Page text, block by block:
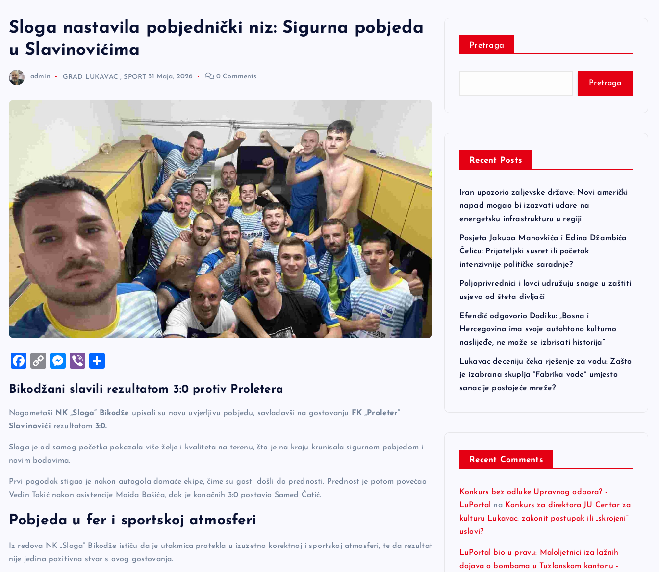
Sloga nastavila pobjednički niz: Sigurna pobjeda
u Slavinovićima
admin GRAD LUKAVAC , SPORT 31 Maja, 2026 0 Comments
F
c
e
b
o
C
p
y
Li
n
k
M
se
n
g
Vi
er ar
e
Bikodžani slavili rezultatom 3:0 protiv Proletera
Nogometaši NK „Sloga“ Bikodže upisali su novu uvjerljivu pobjedu, savladavši na gostovanju
FK „Proleter“
Slavinovići rezultatom 3:0.
Sloga je od samog početka pokazala više želje i kvaliteta na terenu, što je na kraju krunisala sigurnom pobjedom i
novim bodovima.
Prvi pogodak stigao je nakon autogola domaće ekipe, čime su gosti došli do prednosti. Prednost je potom povećao
Vedin Tokić nakon asistencije Maida Bašića, dok je konačnih 3:0 postavio Samed Ćatić.
Pobjeda u fer i sportskoj atmosferi
Iz redova NK „Sloga“ Bikodže ističu da je utakmica protekla u izuzetno korektnoj i sportskoj atmosferi, te da rezultat
nije jedina pozitivna stvar s ovog gostovanja.
Pretraga
Pretraga
Recent Posts
Iran upozorio zaljevske države: Novi američki
napad mogao bi izazvati udare na
energetsku infrastrukturu u regiji
Posjeta Jakuba Mahovkića i Edina Džambića
Čeliću: Prijateljski susret ili početak
intenzivnije političke saradnje?
Poljoprivrednici i lovci udružuju snage u zaštiti
usjeva od šteta divljači
Efendić odgovorio Dodiku: „Bosna i
Hercegovina ima svoje autohtono kulturno
naslijeđe, ne može se izbrisati historija“
Lukavac deceniju čeka rješenje za vodu: Zašto
je izabrana skuplja “Fabrika vode” umjesto
sanacije postojeće mreže?
Recent Comments
Konkurs bez odluke Upravnog odbora? -
LuPortal
na Konkurs za direktora JU Centar za
kulturu Lukavac: zakonit postupak ili „skrojeni“
uslovi?
LuPortal bio u pravu: Maloljetnici iza lažnih
dojava o bombama u Tuzlanskom kantonu -